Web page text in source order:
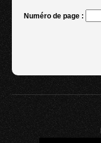
Numéro de page :